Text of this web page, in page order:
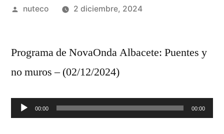
Publicada
nuteco 2 diciembre, 2024
Programa de NovaOnda Albacete: Puentes y
no muros – (02/12/2024)
Reproductor
00:00 00:00